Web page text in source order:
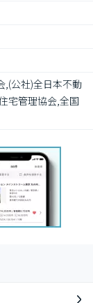
,(公社)全日本不動
宅管理協会,全国